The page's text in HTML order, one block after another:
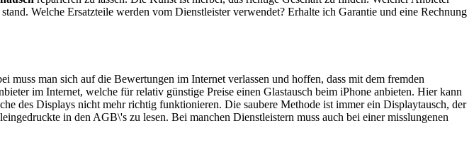
Welche Ersatzteile werden vom Dienstleister verwendet? Erhalte ich Garantie und eine Rechnung
man sich auf die Bewertungen im Internet verlassen und hoffen, dass mit dem fremden
im Internet, welche für relativ günstige Preise einen Glastausch beim iPhone anbieten. Hier kann
des Displays nicht mehr richtig funktionieren. Die saubere Methode ist immer ein Displaytausch, der
in den AGB\'s zu lesen. Bei manchen Dienstleistern muss auch bei einer misslungenen